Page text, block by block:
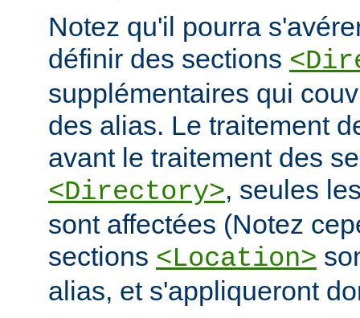
Notez qu'il pourra
définir des sections
supplémentaires qui
des alias. Le traitement
avant le traitement des
<Directory>, seules
sont affectées (Notez
sections <Location>
alias, et s'appliqueront